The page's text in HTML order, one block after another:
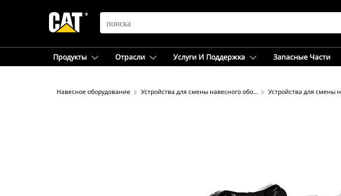
SEARCH
Продукты Отрасли Услуги И Поддержка Запасные Части
Навесное оборудование Устройства для смены навесного оборудования ― экскаватор